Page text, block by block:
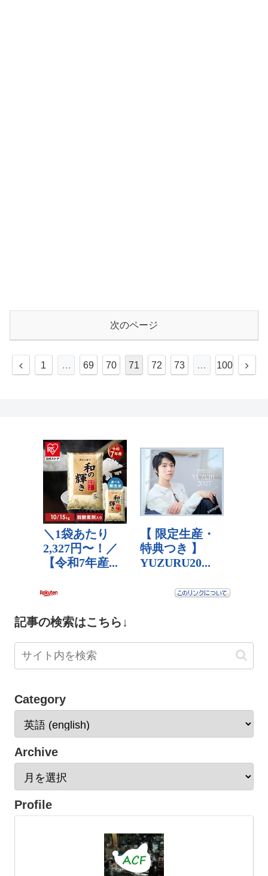
次のページ
1 … 69 70 71 72 73 … 100
記事の検索はこちら↓
Category
Archive
Profile